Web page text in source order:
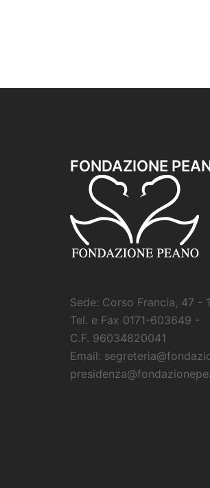
FONDAZIONE
Sede: Corso Francia, 47 -
Tel. e Fax 0171-603649 -
C.F. 96034820041
Email: